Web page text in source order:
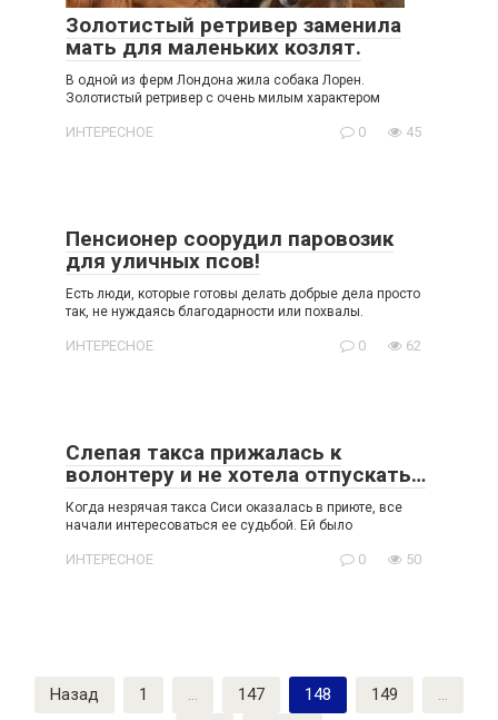
Золотистый ретривер заменила
мать для маленьких козлят.
В одной из ферм Лондона жила собака Лорен.
Золотистый ретривер с очень милым характером
ИНТЕРЕСНОЕ 0 45
Пенсионер соорудил паровозик
для уличных псов!
Есть люди, которые готовы делать добрые дела просто
так, не нуждаясь благодарности или похвалы.
ИНТЕРЕСНОЕ 0 62
Слепая такса прижалась к
волонтеру и не хотела отпускать…
Когда незрячая такса Сиси оказалась в приюте, все
начали интересоваться ее судьбой. Ей было
ИНТЕРЕСНОЕ 0 50
Пагинация
записей
Назад 1 … 147 148 149 …